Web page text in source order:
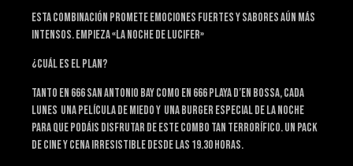
Esta combinación promete emociones fuertes y sabores aún más
intensos. empieza «la noche de lucifer»
¿cuál es el plan?
Tanto en 666 San antonio bay como en 666 playa d’en bossa, cada
lunes una película de miedo y una burger especial de la noche
para que podáis disfrutar de este combo tan terrorífico. un pack
de cine y cena irresistible desde las 19.30 horas.